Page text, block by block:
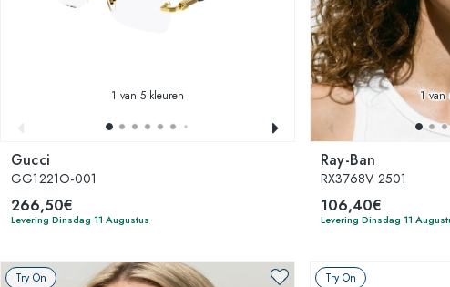
1 van 5 kleuren
Gucci
GG1221O-001
266,50€
Levering Dinsdag 11 Augustus
1van
Ray-Ban
RX3768V 2501
106,40€
Levering Dinsdag 11
Try On Try On